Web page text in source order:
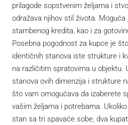
prilagode sopstvenim željama i
odražava njihov stil života.
stambenog kredita, kao i za
Posebna pogodnost za kupce je
identičnih stanova iste strukture i
na različitim spratovima u objektu.
stanova ovih dimenzija i strukture
što vam omogućava da izaberete
vašim željama i potrebama.
stan sa tri spavaće sobe, dva